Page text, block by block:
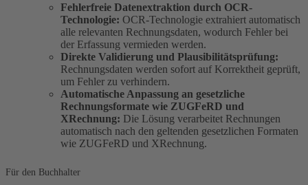
Fehlerfreie Datenextraktion durch OCR-
Technologie: OCR-Technologie extrahiert automatisch
alle relevanten Rechnungsdaten, wodurch Fehler bei
der Erfassung vermieden werden.
Direkte Validierung und Plausibilitätsprüfung:
Rechnungsdaten werden sofort auf Korrektheit geprüft,
um Fehler zu verhindern.
Automatische Anpassung an gesetzliche
Rechnungsformate wie ZUGFeRD und
XRechnung: Die Lösung verarbeitet Rechnungen
automatisch nach den geltenden gesetzlichen Formaten
wie ZUGFeRD und XRechnung.
Für den Buchhalter